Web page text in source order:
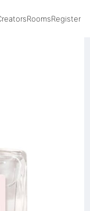
RoomsRegister